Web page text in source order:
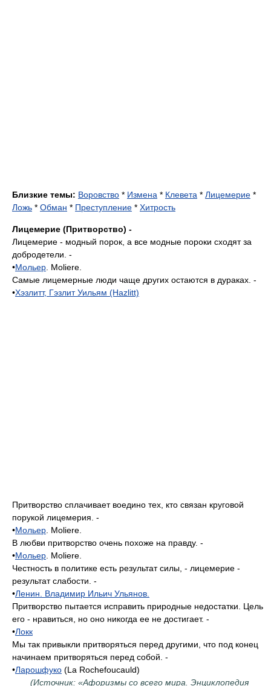
Близкие темы: Воровство * Измена * Клевета * Лицемерие *
Ложь * Обман * Преступление * Хитрость
Лицемерие (Притворство) -
Лицемерие - модный порок, а все модные пороки сходят за
добродетели. -
•Мольер . Moliere.
Самые лицемерные люди чаще других остаются в дураках. -
•Хэзлитт, Гэзлит Уильям (Hazlitt)
Притворство сплачивает воедино тех, кто связан круговой
порукой лицемерия. -
•Мольер . Moliere.
В любви притворство очень похоже на правду. -
•Мольер . Moliere.
Честность в политике есть результат силы, - лицемерие -
результат слабости. -
•Ленин. Владимир Ильич Ульянов.
Притворство пытается исправить природные недостатки. Цель
его - нравиться, но оно никогда ее не достигает. -
•Локк
Мы так привыкли притворяться перед другими, что под конец
начинаем притворяться перед собой. -
•Ларошфуко (La Rochefoucauld)
(Источник: «Афоризмы со всего мира. Энциклопедия